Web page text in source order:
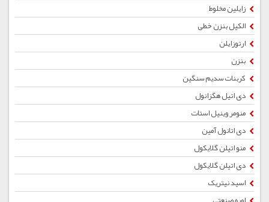
زایلین مخلوط
الکیل بنزن خطی
ارتوزایلن
بنزن
کربنات سدیم سنگین
دی اتیل هگزانول
منومر وینیل استات
دی اتانول آمین
منو اتیلن گلایکول
دی اتیلن گلایکول
اسید نیتریک